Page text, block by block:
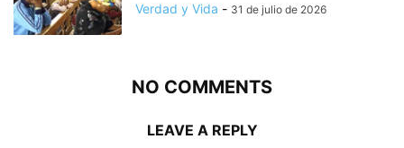
Verdad y Vida - 31 de julio de 2026
NO COMMENTS
LEAVE A REPLY